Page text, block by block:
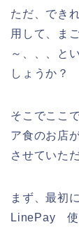
ただ、でき
用して、ま
～、、、と
しょうか？
そこでここ
ア食のお店
させていた
まず、最初
LinePay 使